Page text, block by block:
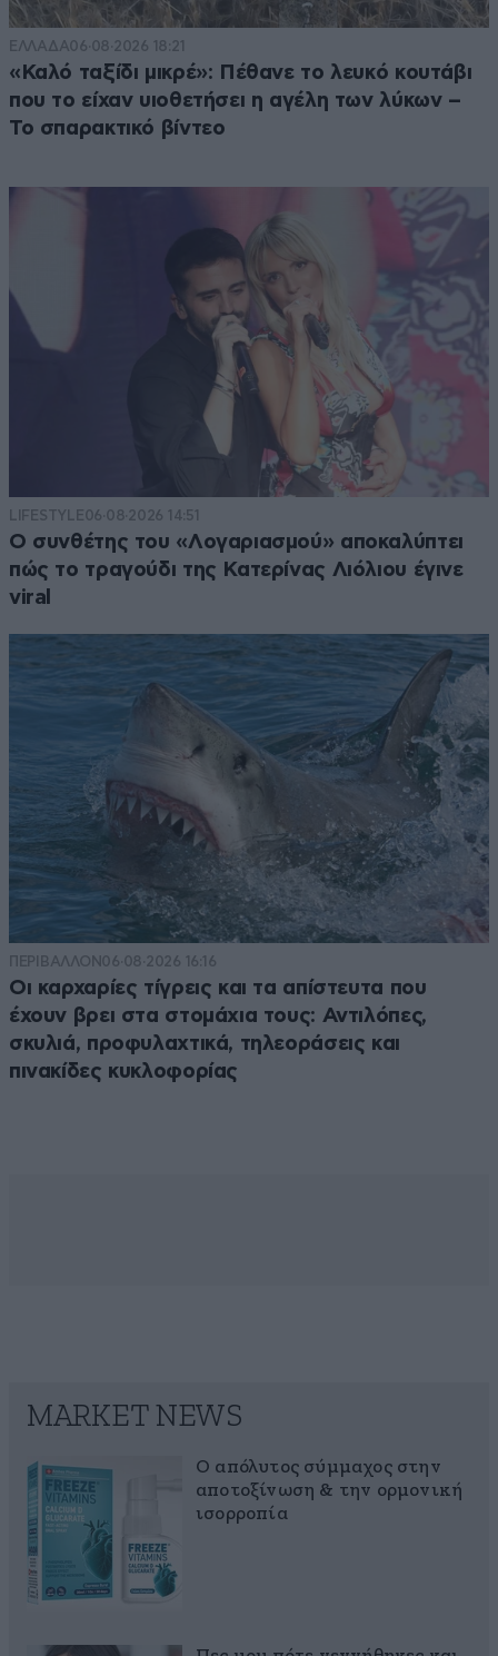
ΕΛΛΑΔΑ06·08·2026 18:21
«Καλό ταξίδι μικρέ»: Πέθανε το λευκό κουτάβι
που το είχαν υιοθετήσει η αγέλη των λύκων –
Το σπαρακτικό βίντεο
LIFESTYLE06·08·2026 14:51
Ο συνθέτης του «Λογαριασμού» αποκαλύπτει
πώς το τραγούδι της Κατερίνας Λιόλιου έγινε
viral
ΠΕΡΙΒΑΛΛΟΝ 06·08·2026 16:16
Οι καρχαρίες τίγρεις και τα απίστευτα που
έχουν βρει στα στομάχια τους: Αντιλόπες,
σκυλιά, προφυλαχτικά, τηλεοράσεις και
πινακίδες κυκλοφορίας
MARKET NEWS
Ο απόλυτος σύμμαχος στην
αποτοξίνωση & την ορμονική
ισορροπία